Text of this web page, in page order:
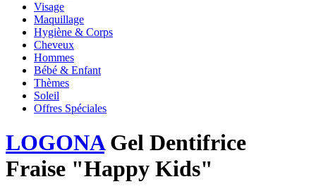
Visage
Maquillage
Hygiène & Corps
Cheveux
Hommes
Bébé & Enfant
Thèmes
Soleil
Offres Spéciales
LOGONAGel Dentifrice
Fraise "Happy Kids"